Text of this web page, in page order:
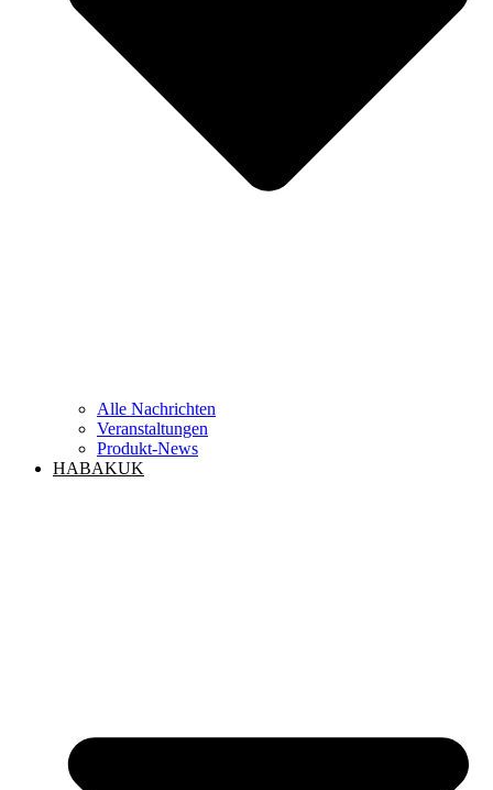
Alle Nachrichten
Veranstaltungen
Produkt-News
HABAKUK